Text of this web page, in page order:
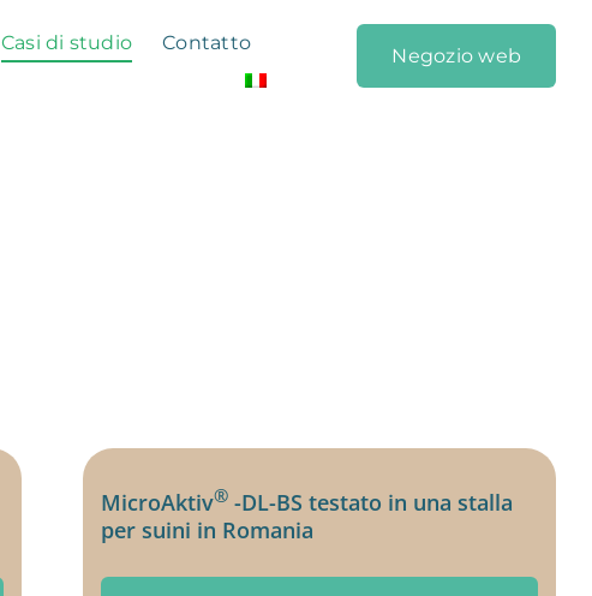
Casi di studio Contatto
Negozio web
MicroAktiv® -DL-BS testato in una stalla
per suini in Romania